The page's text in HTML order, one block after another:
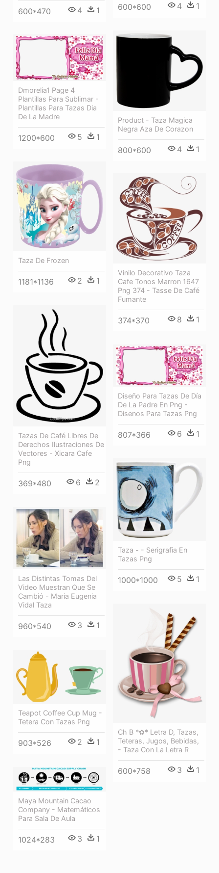
600*600 4 1
600*470 4 1
Product - Taza Magica
Negra Aza De Corazon
800*600 4 1
Dmorelia1 Page 4
Plantillas Para Sublimar -
Plantillas Para Tazas Dia
De La Madre
1200*600 5 1
Taza De Frozen
1181*1136 2 1
Vinilo Decorativo Taza
Cafe Tonos Marron 1647
Png 374 - Tasse De Café
Fumante
374*370 8 1
Tazas De Café Libres De
Derechos Ilustraciones De
Vectores - Xicara Cafe
Png
369*480 6 2
Diseño Para Tazas De Día
De La Padre En Png -
Disenos Para Tazas Png
807*366 6 1
Taza - - Serigrafia En
Tazas Png
1000*1000 5 1
Las Distintas Tomas Del
Video Muestran Que Se
Cambió - Maria Eugenia
Vidal Taza
960*540 3 1
Ch B *✿* Letra D, Tazas,
Teteras, Jugos, Bebidas,
- Taza Con La Letra R
600*758 3 1
Teapot Coffee Cup Mug -
Tetera Con Tazas Png
903*526 2 1
Maya Mountain Cacao
Company - Matemáticos
Para Sala De Aula
1024*283 3 1